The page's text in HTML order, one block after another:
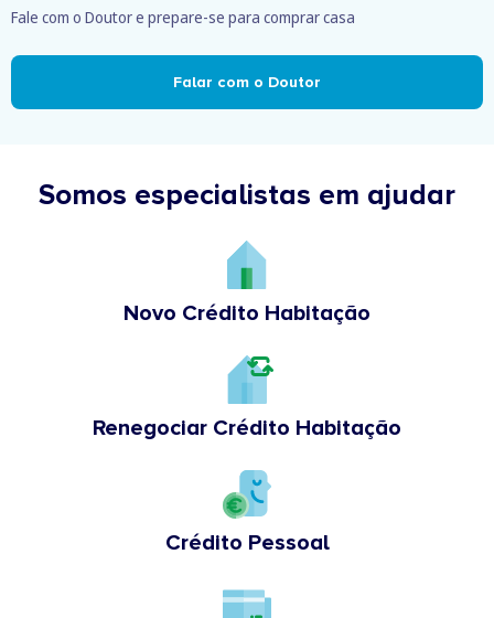
Fale com o Doutor e prepare-se para comprar casa
Falar com o Doutor
Somos especialistas em ajudar
Novo Crédito Habitação
Renegociar Crédito Habitação
Crédito Pessoal